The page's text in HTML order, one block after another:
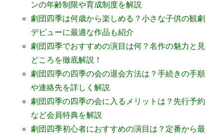
ンの年齢制限や育成制度を解説
劇団四季は何歳から楽しめる？小さな子供の観劇
デビューに最適な作品も紹介
劇団四季でおすすめの演目は何？名作の魅力と見
どころを徹底解説！
劇団四季の四季の会の退会方法は？手続きの手順
や連絡先を詳しく解説
劇団四季の四季の会に入るメリットは？先行予約
など会員特典を解説
劇団四季初心者におすすめの演目は？定番から最